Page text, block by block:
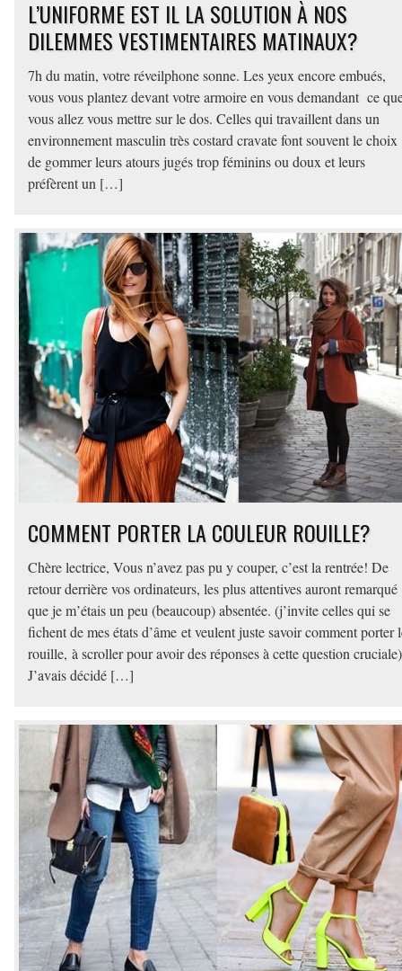
L’UNIFORME EST IL LA SOLUTION À NOS
DILEMMES VESTIMENTAIRES MATINAUX?
7h du matin, votre réveilphone sonne. Les yeux encore embués,
vous vous plantez devant votre armoire en vous demandant ce
vous allez vous mettre sur le dos. Celles qui travaillent dans un
environnement masculin très costard cravate font souvent le choix
de gommer leurs atours jugés trop féminins ou doux et leurs
préfèrent un […]
COMMENT PORTER LA COULEUR ROUILLE?
Chère lectrice, Vous n’avez pas pu y couper, c’est la rentrée! De
retour derrière vos ordinateurs, les plus attentives auront remarqué
que je m’étais un peu (beaucoup) absentée. (j’invite celles qui se
fichent de mes états d’âme et veulent juste savoir comment porter
rouille, à scroller pour avoir des réponses à cette question cruciale)
J’avais décidé […]